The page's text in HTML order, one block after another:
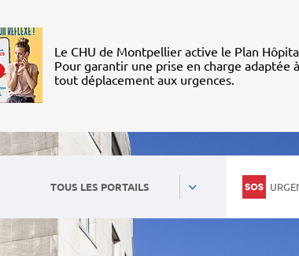
Le CHU de Montpellier active le Plan
Pour garantir une prise en charge adaptée
tout déplacement aux urgences.
TOUS LES PORTAILS